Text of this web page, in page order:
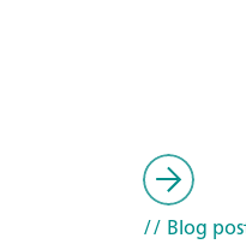
// Blog